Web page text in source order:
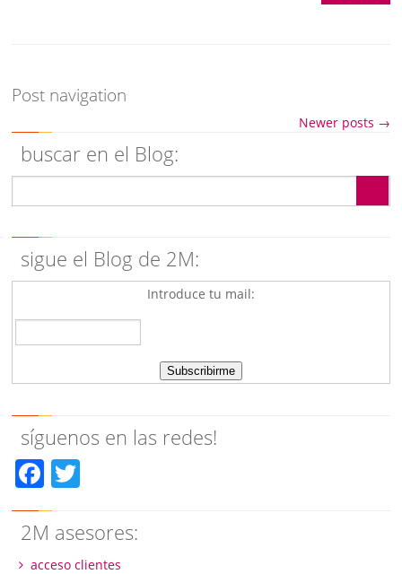
Post navigation
Newer posts →
buscar en el Blog:
sigue el Blog de 2M:
Introduce tu mail:
síguenos en las redes!
Facebook
2M asesores:
acceso clientes